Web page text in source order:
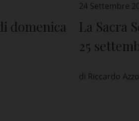
domenica
24 Settembre
La Sacra
25
di Riccardo